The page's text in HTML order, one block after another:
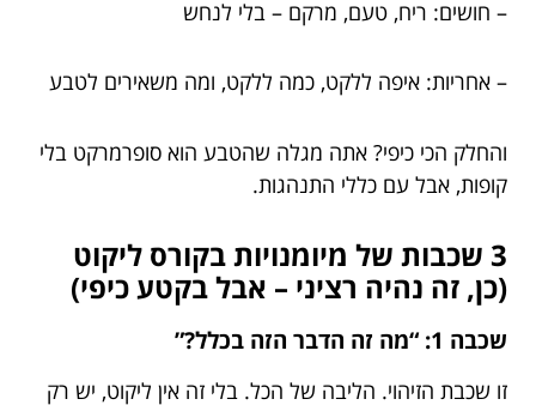
– חושים: ריח, טעם, מרקם – בלי לנחש
– אחריות: איפה ללקט, כמה ללקט, ומה משאירים לטבע
והחלק הכי כיפי? אתה מגלה שהטבע הוא סופרמרקט בלי
קופות, אבל עם כללי התנהגות.
3 שכבות של מיומנויות בקורס ליקוט
(כן, זה נהיה רציני – אבל בקטע כיפי)
שכבה 1: “מה זה הדבר הזה בכלל?”
זו שכבת הזיהוי. הליבה של הכל. בלי זה אין ליקוט, יש רק